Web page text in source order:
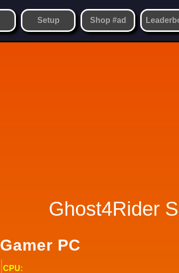
Setup Shop #ad
Ghost4Rider
Gamer PC
CPU: